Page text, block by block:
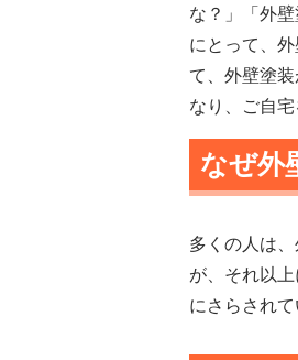
な？」「外
にとって、
て、外壁塗
なり、ご自
なぜ外
多くの人は
が、それ以上
にさらされ